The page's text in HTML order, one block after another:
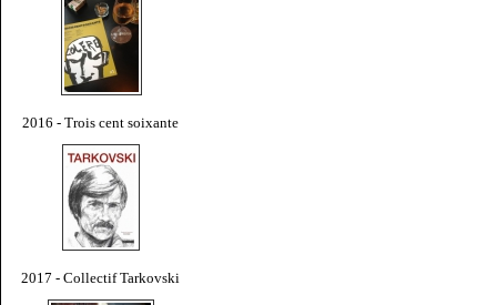
2016 - Trois cent soixante
2017 - Collectif Tarkovski